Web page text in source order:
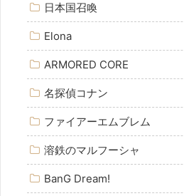
日本国召喚
Elona
ARMORED CORE
名探偵コナン
ファイアーエムブレム
溶鉄のマルフーシャ
BanG Dream!